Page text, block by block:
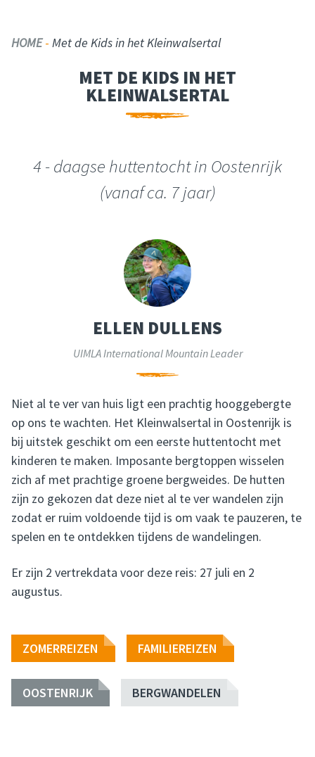
HOME- Met de Kids in het Kleinwalsertal
MET DE KIDS IN HET
KLEINWALSERTAL
4 - daagse huttentocht in Oostenrijk
(vanaf ca. 7 jaar)
ELLEN DULLENS
UIMLA International Mountain Leader
Niet al te ver van huis ligt een prachtig hooggebergte
op ons te wachten. Het Kleinwalsertal in Oostenrijk is
bij uitstek geschikt om een eerste huttentocht met
kinderen te maken. Imposante bergtoppen wisselen
zich af met prachtige groene bergweides. De hutten
zijn zo gekozen dat deze niet al te ver wandelen zijn
zodat er ruim voldoende tijd is om vaak te pauzeren, te
spelen en te ontdekken tijdens de wandelingen.
Er zijn 2 vertrekdata voor deze reis: 27 juli en 2
augustus.
ZOMERREIZEN FAMILIEREIZEN
OOSTENRIJK BERGWANDELEN